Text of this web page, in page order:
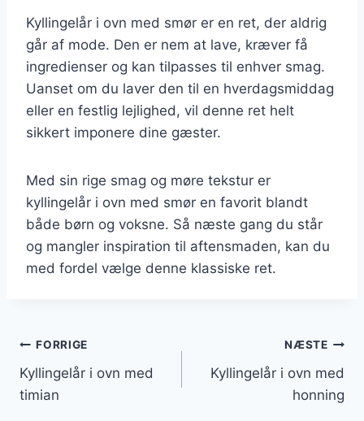
Kyllingelår i ovn med smør er en ret, der aldrig
går af mode. Den er nem at lave, kræver få
ingredienser og kan tilpasses til enhver smag.
Uanset om du laver den til en hverdagsmiddag
eller en festlig lejlighed, vil denne ret helt
sikkert imponere dine gæster.
Med sin rige smag og møre tekstur er
kyllingelår i ovn med smør en favorit blandt
både børn og voksne. Så næste gang du står
og mangler inspiration til aftensmaden, kan du
med fordel vælge denne klassiske ret.
Indlægsnavigation
FORRIGE
Kyllingelår i ovn med
timian
NÆSTE
Kyllingelår i ovn med
honning